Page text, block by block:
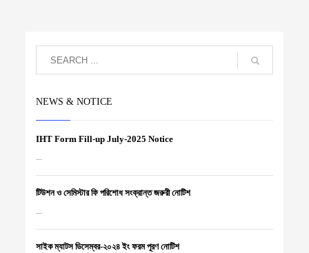
NEWS & NOTICE
IHT Form Fill-up July-2025 Notice
...
টিউশন ও সেমিস্টার ফি পরিশোধ সংক্রান্ত জরুরী নোটিশ
...
সাইক ম্যাটস ডিসেম্বর-২০২৪ ইং ফরম পূরণ নোটিশ